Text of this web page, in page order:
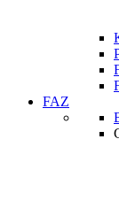
FAZ